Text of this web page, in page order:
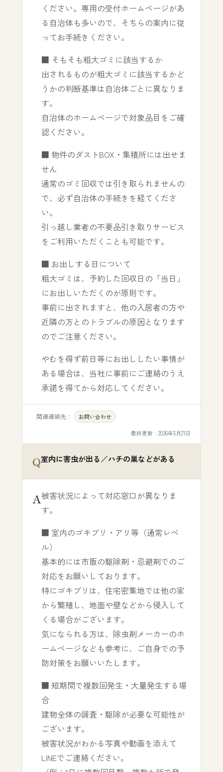
ください。専用の受付ホームページがあ
る自治体も多いので、そちらの案内に従
ってお手続きください。
■ そもそも粗大ゴミに該当するか
出されるものが粗大ゴミに該当するかど
うかの判断基準は自治体ごとに異なりま
す。
自治体のホームページで対象品目をご確
認ください。
■ 物件のダストBOX・集積所には出せま
せん
通常のゴミ回収では引き取られませんの
で、必ず自治体の手続きを経てくださ
い。
引っ越し業者の不要品引き取りサービス
をご利用いただくことも可能です。
■ お出しする日について
粗大ゴミは、予約した回収日の「当日」
にお出しいただくのが原則です。
事前に出されますと、他の入居者の方や
近隣の方とのトラブルの原因となります
のでご注意ください。
やむを得ず前日等にお出ししたい事情が
ある場合は、当社に事前にご連絡のうえ
承諾を得てから対応してください。
関連連絡先： お問い合わせ
最終更新： 2026年5月21日
室内に害虫が出る／ハチの巣などがある
被害状況によって対応窓口が異なりま
す。
■ 室内のゴキブリ・アリ等（通常レベ
ル）
基本的には市販の駆除剤・忌避剤でのご
対応をお願いしております。
特にゴキブリは、住宅密集地では他の家
から繁殖し、地面や壁などから侵入して
くる場合がございます。
気になられる方は、除虫剤メーカーのホ
ームページなども参考に、ご自身での予
防対策をお願いいたします。
■ 短期間で複数回発生・大量発生する場
合
建物全体の調査・駆除が必要な可能性が
ございます。
被害状況がわかる写真や動画を添えて
LINEでご連絡ください。